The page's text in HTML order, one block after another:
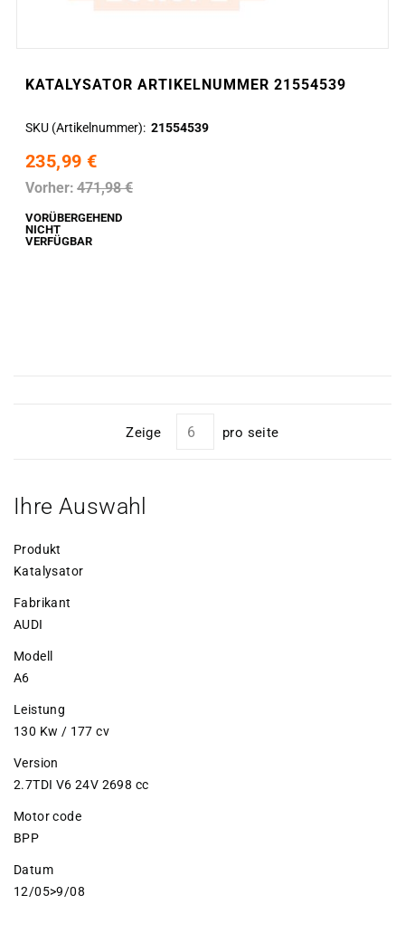
KATALYSATOR ARTIKELNUMMER 21554539
SKU (Artikelnummer) 21554539
235,99 €
Vorher: 471,98 €
VORÜBERGEHEND
NICHT
VERFÜGBAR
Zeige pro seite
Ihre Auswahl
Produkt
Katalysator
Fabrikant
AUDI
Modell
A6
Leistung
130 Kw / 177 cv
Version
2.7TDI V6 24V 2698 cc
Motor code
BPP
Datum
12/05>9/08